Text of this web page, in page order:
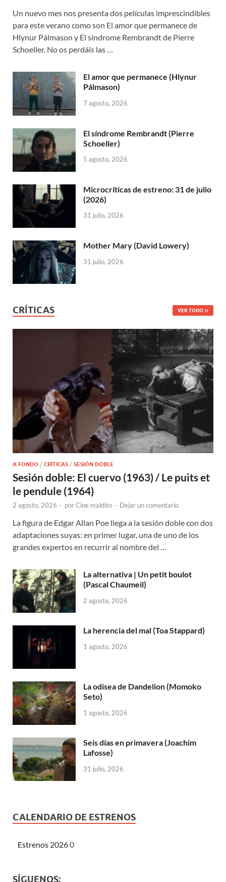
Un nuevo mes nos presenta dos películas imprescindibles
para este verano como son El amor que permanece de
Hlynur Pálmason y El síndrome Rembrandt de Pierre
Schoeller. No os perdáis las …
El amor que permanece (Hlynur
Pálmason)
7 agosto, 2026
El síndrome Rembrandt (Pierre
Schoeller)
5 agosto, 2026
Microcríticas de estreno: 31 de julio
(2026)
31 julio, 2026
Mother Mary (David Lowery)
31 julio, 2026
CRÍTICAS VER TODO
A FONDO / CRÍTICAS / SESIÓN DOBLE
Sesión doble: El cuervo (1963) / Le puits et
le pendule (1964)
2 agosto, 2026 - porCine maldito - Dejar un comentario
La figura de Edgar Allan Poe llega a la sesión doble con dos
adaptaciones suyas: en primer lugar, una de uno de los
grandes expertos en recurrir al nombre del …
La alternativa | Un petit boulot
(Pascal Chaumeil)
2 agosto, 2026
La herencia del mal (Toa Stappard)
1 agosto, 2026
La odisea de Dandelion (Momoko
Seto)
1 agosto, 2026
Seis días en primavera (Joachim
Lafosse)
31 julio, 2026
CALENDARIO DE ESTRENOS
Estrenos 20260
SÍGUENOS: